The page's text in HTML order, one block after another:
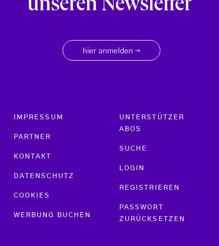
unseren Newsletter
hier anmelden →
Footer menu
IMPRESSUM
PARTNER
KONTAKT
DATENSCHUTZ
COOKIES
WERBUNG BUCHEN
UNTERSTÜTZER
ABOS
SUCHE
LOGIN
REGISTRIEREN
PASSWORT
ZURÜCKSETZEN